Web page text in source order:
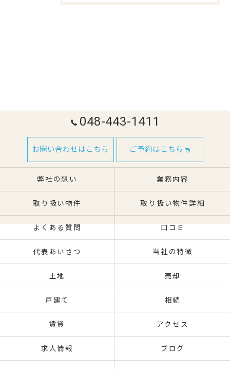
048-443-1411
お問い合わせはこちら ご予約はこちら
弊社の想い 業務内容
取り扱い物件 取り扱い物件詳細
よくある質問 口コミ
代表あいさつ 当社の特徴
土地 売却
戸建て 相続
賃貸 アクセス
求人情報 ブログ